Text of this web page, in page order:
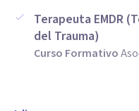
Terapeuta EMDR
del Trauma)
Curso Formativo